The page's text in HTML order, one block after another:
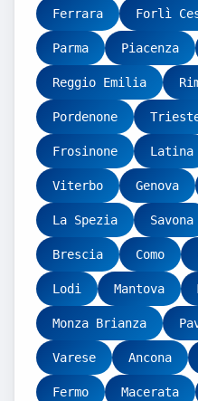
Ferrara Forlì
Parma Piacenza
Reggio Emilia
Pordenone
Frosinone Latina
Viterbo Genova
La Spezia Savona
Brescia Como
Lodi Mantova
Monza Brianza
Varese Ancona
Fermo Macerata